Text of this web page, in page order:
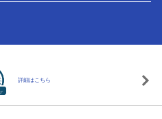
詳細はこちら